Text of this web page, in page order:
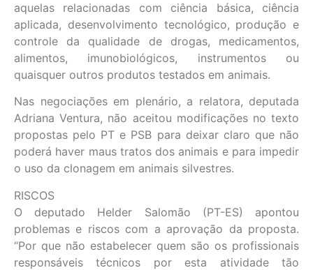
aquelas relacionadas com ciência básica, ciência
aplicada, desenvolvimento tecnológico, produção e
controle da qualidade de drogas, medicamentos,
alimentos, imunobiológicos, instrumentos ou
quaisquer outros produtos testados em animais.
Nas negociações em plenário, a relatora, deputada
Adriana Ventura, não aceitou modificações no texto
propostas pelo PT e PSB para deixar claro que não
poderá haver maus tratos dos animais e para impedir
o uso da clonagem em animais silvestres.
RISCOS
O deputado Helder Salomão (PT-ES) apontou
problemas e riscos com a aprovação da proposta.
“Por que não estabelecer quem são os profissionais
responsáveis técnicos por esta atividade tão